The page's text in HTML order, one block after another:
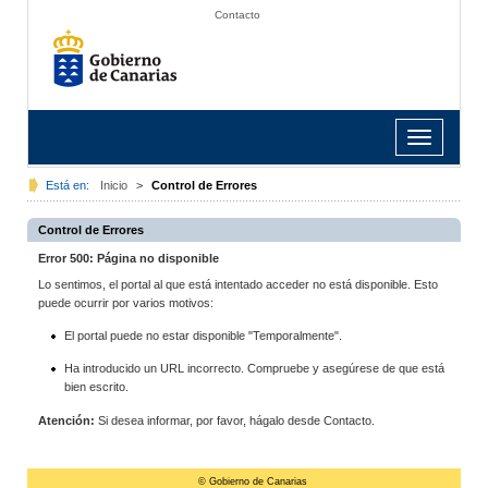
Contacto
Toggle
navigation
Está en: Inicio > Control de Errores
Control de Errores
Error 500: Página no disponible
Lo sentimos, el portal al que está intentado acceder no está disponible. Esto
puede ocurrir por varios motivos:
El portal puede no estar disponible "Temporalmente".
Ha introducido un URL incorrecto. Compruebe y asegúrese de que está
bien escrito.
Atención: Si desea informar, por favor, hágalo desde Contacto.
© Gobierno de Canarias